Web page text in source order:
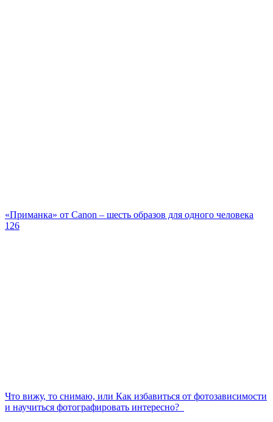
«Приманка» от Canon – шесть образов для одного человека
126
Что вижу, то снимаю, или Как избавиться от фотозависимости
и научиться фотографировать интересно?